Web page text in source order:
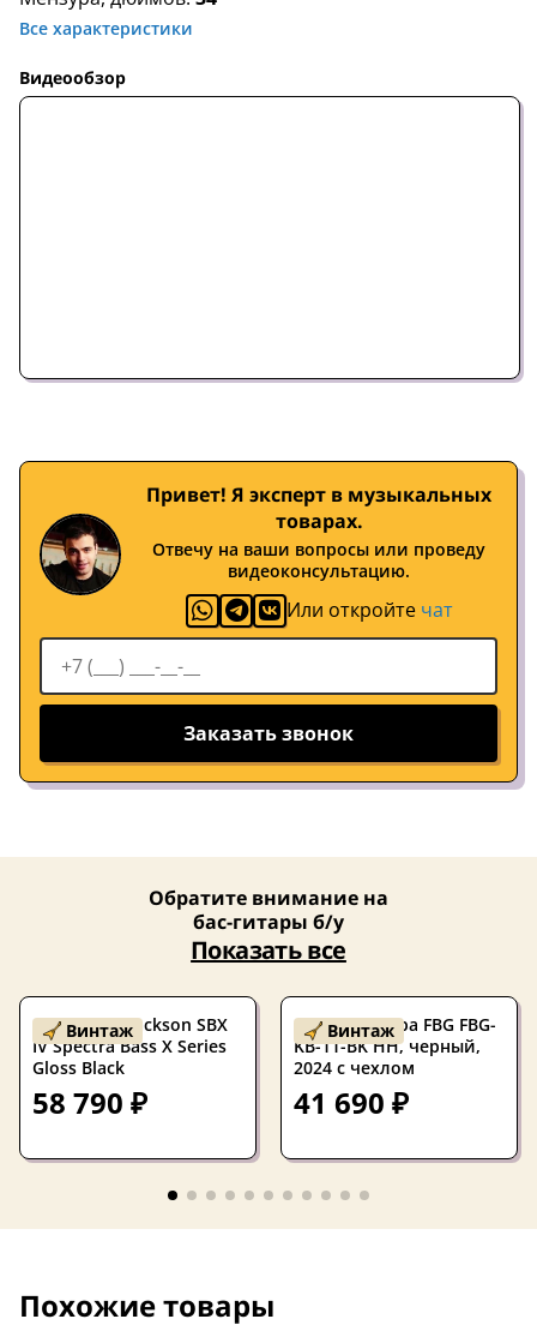
Все характеристики
Видеообзор
Привет! Я эксперт в музыкальных
товарах.
Отвечу на ваши вопросы или проведу
видеоконсультацию.
Или откройте чат
Заказать звонок
Обратите внимание на
бас-гитары б/у
Показать все
Винтаж
Бас-гитара Jackson SBX
IV Spectra Bass X Series
Gloss Black
58 790 ₽
Винтаж
Б/У Бас-гитара FBG FBG-
KB-11-BK HH, черный,
2024 с чехлом
41 690 ₽
Похожие товары